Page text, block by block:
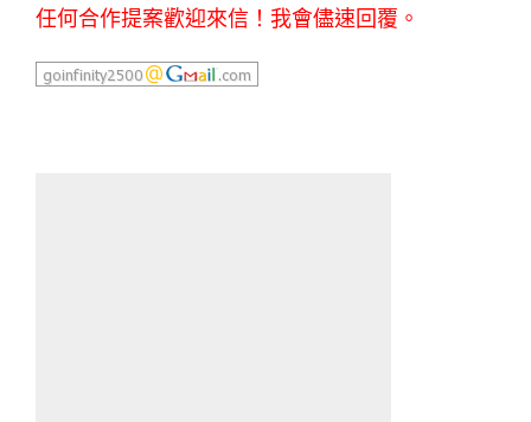
任何合作提案歡迎來信！我會儘速回覆。